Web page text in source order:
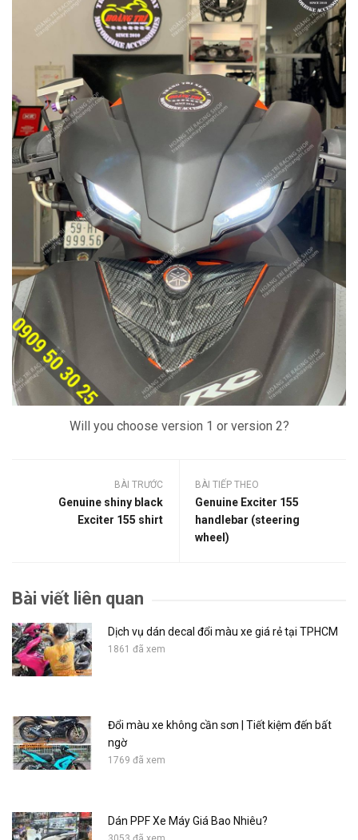
Will you choose version 1 or version 2?
BÀI TRƯỚC
Genuine shiny black
Exciter 155 shirt
BÀI TIẾP THEO
Genuine Exciter 155
handlebar (steering
wheel)
Bài viết liên quan
Dịch vụ dán decal đổi màu xe giá rẻ tại TPHCM
1861 đã xem
Đổi màu xe không cần sơn | Tiết kiệm đến bất
ngờ
1769 đã xem
Dán PPF Xe Máy Giá Bao Nhiêu?